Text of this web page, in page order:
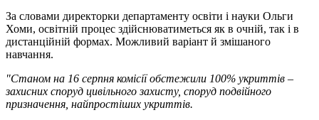
За словами директорки департаменту освіти і науки Ольги
Хоми, освітній процес здійснюватиметься як в очній, так і в
дистанційній формах. Можливий варіант й змішаного
навчання.
"Станом на 16 серпня комісії обстежили 100% укриттів –
захисних споруд цивільного захисту, споруд подвійного
призначення, найпростіших укриттів.